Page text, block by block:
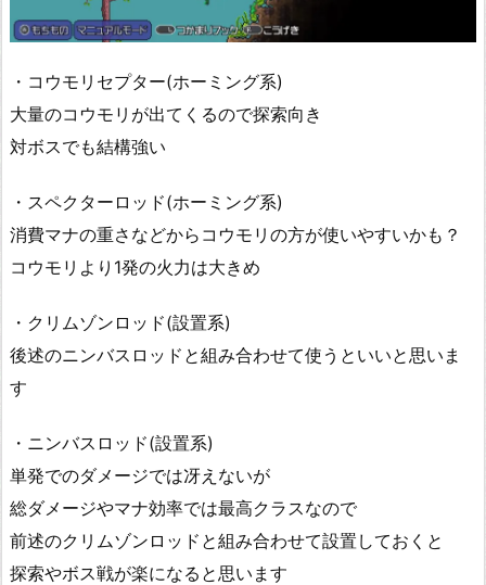
・コウモリセプター(ホーミング系)
大量のコウモリが出てくるので探索向き
対ボスでも結構強い
・スペクターロッド(ホーミング系)
消費マナの重さなどからコウモリの方が使いやすいかも？
コウモリより1発の火力は大きめ
・クリムゾンロッド(設置系)
後述のニンバスロッドと組み合わせて使うといいと思いま
す
・ニンバスロッド(設置系)
単発でのダメージでは冴えないが
総ダメージやマナ効率では最高クラスなので
前述のクリムゾンロッドと組み合わせて設置しておくと
探索やボス戦が楽になると思います